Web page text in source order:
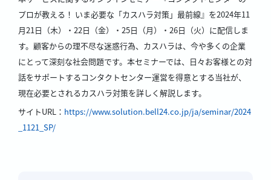
プロが教える！ いま必要な「カスハラ対策」最前線』を2024年11
月21日（木）・22日（金）・25日（月）・26日（火）に配信しま
す。顧客からの理不尽な迷惑行為、カスハラは、今や多くの企業
にとって深刻な社会問題です。本セミナーでは、日々お客様との対
話をサポートするコンタクトセンター運営を得意とする当社が、
現在必要とされるカスハラ対策を詳しく解説します。
サイトURL： https://www.solution.bell24.co.jp/ja/seminar/2024
_1121_SP/